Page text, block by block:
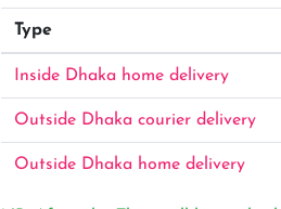
Type
Inside Dhaka home delivery
Outside Dhaka courier delivery
Outside Dhaka home delivery